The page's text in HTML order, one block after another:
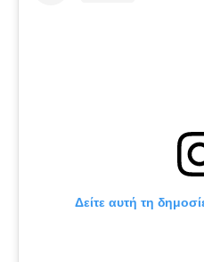
Δείτε αυτή τη